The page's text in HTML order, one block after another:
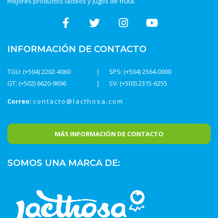
INFORMACIÓN DE CONTACTO
TGU: (+504) 2202-4060
SPS: (+504) 2564-0000
SV: (+503) 2315-6255
GT: (+502) 6620-9696
Correo: contacto@lacthosa.com
MÁS INFORMACIÓN DE CONTACTO
SOMOS UNA MARCA DE: